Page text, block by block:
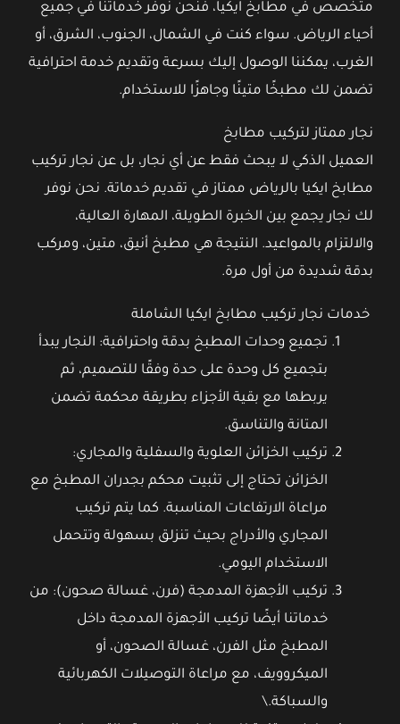
متخصص في مطابخ ايكيا، فنحن نوفر خدماتنا في جميع
أحياء الرياض. سواء كنت في الشمال، الجنوب، الشرق، أو
الغرب، يمكننا الوصول إليك بسرعة وتقديم خدمة احترافية
تضمن لك مطبخًا متينًا وجاهزًا للاستخدام.
نجار ممتاز لتركيب مطابخ
العميل الذكي لا يبحث فقط عن أي نجار، بل عن نجار تركيب
مطابخ ايكيا بالرياض ممتاز في تقديم خدماتة. نحن نوفر
لك نجار يجمع بين الخبرة الطويلة، المهارة العالية،
والالتزام بالمواعيد. النتيجة هي مطبخ أنيق، متين، ومركب
بدقة شديدة من أول مرة.
خدمات نجار تركيب مطابخ ايكيا الشاملة
تجميع وحدات المطبخ بدقة واحترافية: النجار يبدأ
بتجميع كل وحدة على حدة وفقًا للتصميم، ثم
يربطها مع بقية الأجزاء بطريقة محكمة تضمن
المتانة والتناسق.
تركيب الخزائن العلوية والسفلية والمجاري:
الخزائن تحتاج إلى تثبيت محكم بجدران المطبخ مع
مراعاة الارتفاعات المناسبة. كما يتم تركيب
المجاري والأدراج بحيث تنزلق بسهولة وتتحمل
الاستخدام اليومي.
تركيب الأجهزة المدمجة (فرن، غسالة صحون): من
خدماتنا أيضًا تركيب الأجهزة المدمجة داخل
المطبخ مثل الفرن، غسالة الصحون، أو
الميكروويف، مع مراعاة التوصيلات الكهربائية
والسباكة.\